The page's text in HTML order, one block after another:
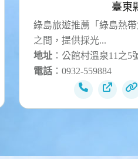
臺東縣
綠島旅遊推薦「綠島熱帶
之間，提供採光...
地址：公館村溫泉11之5號
電話：0932-559884